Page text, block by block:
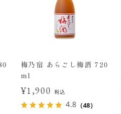
梅乃宿 あらごし梅酒 720
ml
¥1,900 税込
4.8 （48）